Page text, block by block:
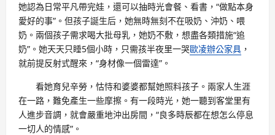
她認為日常平凡帶完娃，還可以抽時光會餐、看書，“做點本身
愛好的事”。但孩子誕生后，她無時無刻不在吸奶、沖奶、喂
奶。兩個孩子需求喝大批母乳，她奶不敷，想盡各類措施“追
奶”。她天天只睡5個小時，只需孩半夜里一哭歐凌辦公家具 ，
就前提反射式醒來，“身材像一個雷達”。
看她育兒辛勞，怙恃和婆婆都幫她照料孩子。兩家人生涯
在一路，難免產生一些摩擦。有一段時光，她一聽到客堂里有
人進步音調，就會嚴重地沖出房間，“良多時辰都在想怎么停息
一切人的情感”。